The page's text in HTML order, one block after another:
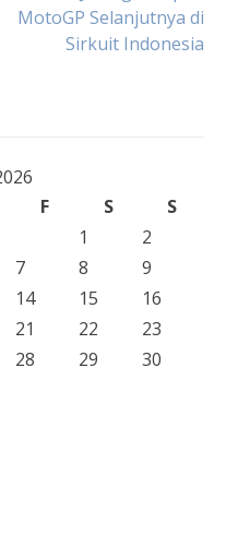
MotoGP Selanjutnya di
Sirkuit Indonesia
F S
S
1
2
7 8
9
14 15
16
21 22
23
28 29
30